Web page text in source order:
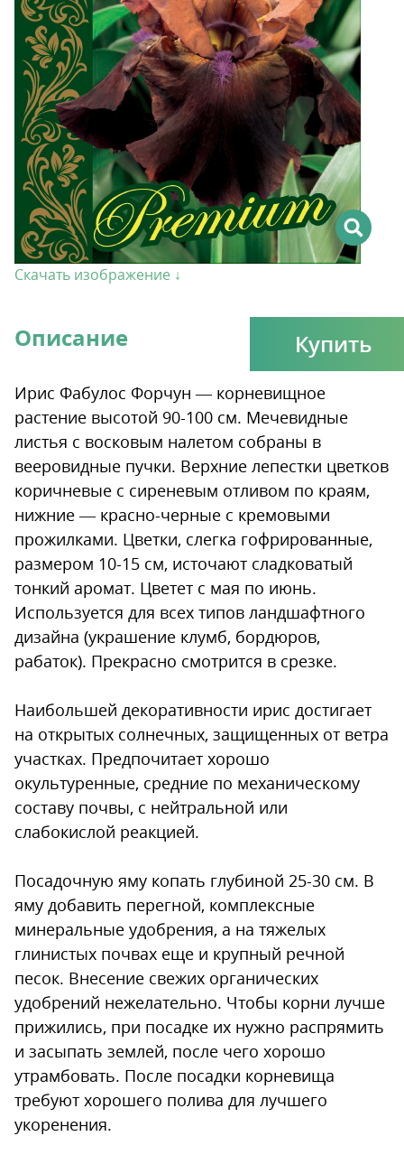
Скачать изображение ↓
Купить
Описание
Ирис Фабулос Форчун — корневищное
растение высотой 90-100 см. Мечевидные
листья с восковым налетом собраны в
вееровидные пучки. Верхние лепестки цветков
коричневые с сиреневым отливом по краям,
нижние — красно-черные с кремовыми
прожилками. Цветки, слегка гофрированные,
размером 10-15 см, источают сладковатый
тонкий аромат. Цветет с мая по июнь.
Используется для всех типов ландшафтного
дизайна (украшение клумб, бордюров,
рабаток). Прекрасно смотрится в срезке.
Наибольшей декоративности ирис достигает
на открытых солнечных, защищенных от ветра
участках. Предпочитает хорошо
окультуренные, средние по механическому
составу почвы, с нейтральной или
слабокислой реакцией.
Посадочную яму копать глубиной 25-30 см. В
яму добавить перегной, комплексные
минеральные удобрения, а на тяжелых
глинистых почвах еще и крупный речной
песок. Внесение свежих органических
удобрений нежелательно. Чтобы корни лучше
прижились, при посадке их нужно распрямить
и засыпать землей, после чего хорошо
утрамбовать. После посадки корневища
требуют хорошего полива для лучшего
укоренения.